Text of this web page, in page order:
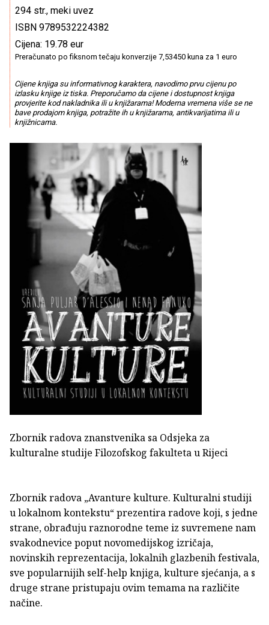
294 str., meki uvez
ISBN 9789532224382
Cijena: 19.78 eur
Preračunato po fiksnom tečaju konverzije 7,53450 kuna za 1 euro
Cijene knjiga su informativnog karaktera, navodimo prvu cijenu po
izlasku knjige iz tiska. Preporučamo da cijene i dostupnost knjiga
provjerite kod nakladnika ili u knjižarama! Moderna vremena više se ne
bave prodajom knjiga, potražite ih u knjižarama, antikvarijatima ili u
knjižnicama.
Zbornik radova znanstvenika sa Odsjeka za
kulturalne studije Filozofskog fakulteta u Rijeci
Zbornik radova „Avanture kulture. Kulturalni studiji
u lokalnom kontekstu“ prezentira radove koji, s jedne
strane, obrađuju raznorodne teme iz suvremene nam
svakodnevice poput novomedijskog izričaja,
novinskih reprezentacija, lokalnih glazbenih festivala,
sve popularnijih self-help knjiga, kulture sjećanja, a s
druge strane pristupaju ovim temama na različite
načine.